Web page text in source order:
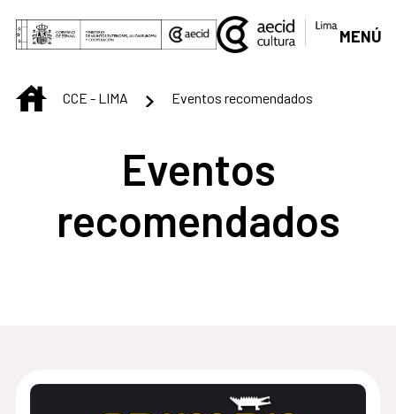
Saltar al contenido principal
MENÚ
INICIOCCE - LIMA Eventos recomendados
Eventos
recomendados